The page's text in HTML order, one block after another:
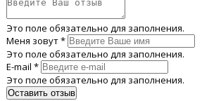
Это поле обязательно для заполнения.
Меня зовут *
Это поле обязательно для заполнения.
E-mail *
Это поле обязательно для заполнения.